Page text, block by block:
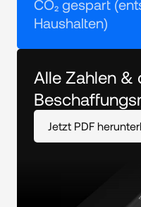
Alle Zahlen &
Jetzt PDF
CO₂ gespart
Haushalten)